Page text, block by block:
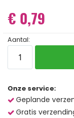
€ 0,79
Aantal:
Onze service:
Geplande
Gratis